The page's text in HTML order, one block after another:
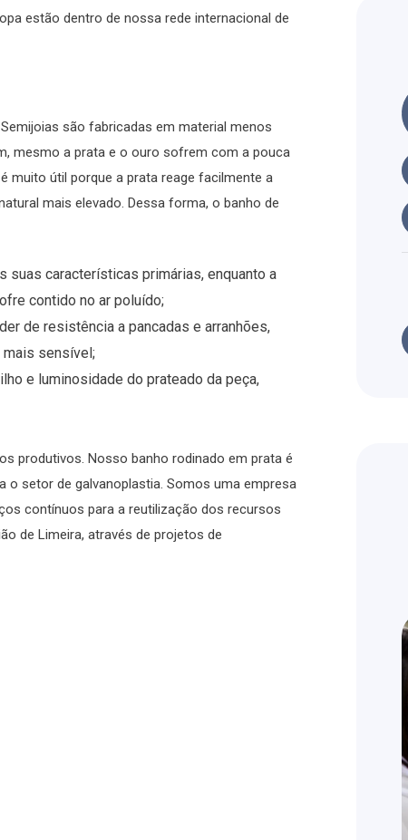
estão dentro de nossa rede internacional de
são fabricadas em material menos
mesmo a prata e o ouro sofrem com a pouca
muito útil porque a prata reage facilmente a
mais elevado. Dessa forma, o banho de
características primárias, enquanto a
contido no ar poluído;
de resistência a pancadas e arranhões,
mais sensível;
e luminosidade do prateado da peça,
produtivos. Nosso banho rodinado em prata é
o setor de galvanoplastia. Somos uma empresa
contínuos para a reutilização dos recursos
de Limeira, através de projetos de